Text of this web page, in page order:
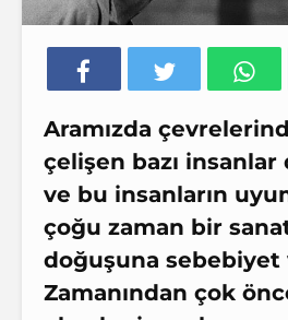
Aramızda
çelişen bazı insanlar
ve bu insanların
çoğu zaman bir
doğuşuna
Zamanından çok